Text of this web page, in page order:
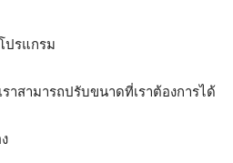
ปรแกรม
าสามารถปรับขนาดที่เราต้องการได้